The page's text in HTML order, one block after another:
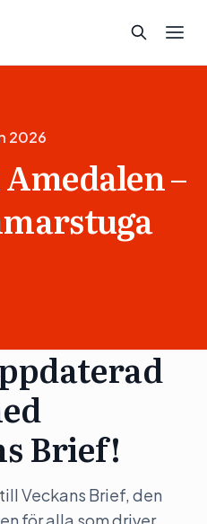
2026
–
Brief!
Veckans Brief, den